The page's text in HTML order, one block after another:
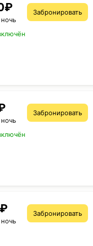
Забронировать
Забронировать
Забронировать